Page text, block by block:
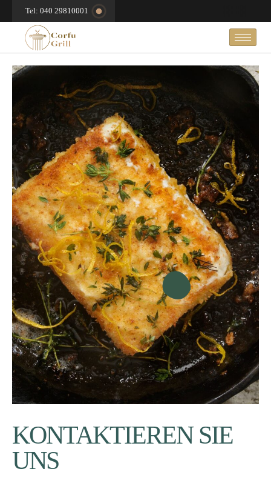
Tel: 040 29810001
KONTAKTIEREN SIE
UNS